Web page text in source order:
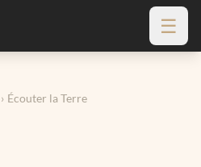
☰
› Écouter la Terre